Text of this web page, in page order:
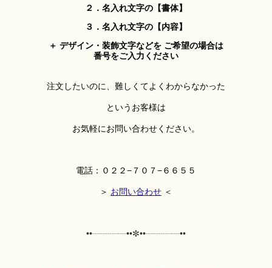
２．名入れ文字の【書体】
３．名入れ文字の【内容】
＋ デザイン・装飾文字などを ご希望の場合は
番号をご入力ください
注文したいのに、難しくてよくわからなかった
というお客様は
お気軽にお問い合わせください。
電話：０２２−７０７−６６５５
＞ お問い合わせ ＜
••┈┈┈┈••✼••┈┈┈┈••